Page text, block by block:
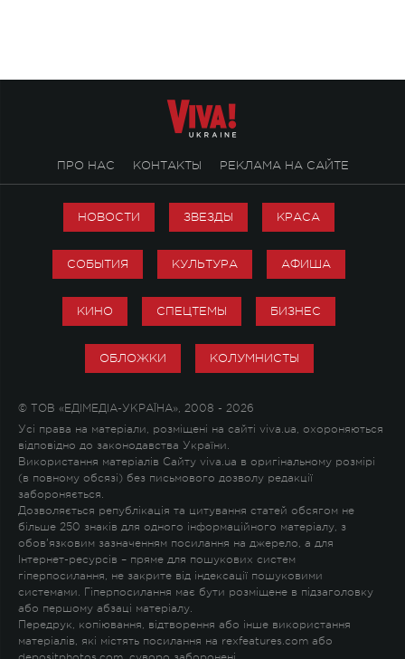
ПРО НАС КОНТАКТЫ РЕКЛАМА НА САЙТЕ
НОВОСТИ ЗВЕЗДЫ КРАСА
СОБЫТИЯ КУЛЬТУРА АФИША
КИНО СПЕЦТЕМЫ БИЗНЕС
ОБЛОЖКИ КОЛУМНИСТЫ
© ТОВ «ЕДІМЕДІА-УКРАЇНА», 2008 - 2026
Усі права на матеріали, розміщені на сайті viva.ua, охороняються
відповідно до законодавства України.
Використання матеріалів Сайту viva.ua в оригінальному розмірі
(в повному обсязі) без письмового дозволу редакції
забороняється.
Дозволяється републікація та цитування статей обсягом не
більше 250 знаків для одного інформаційного матеріалу, з
обов'язковим зазначенням посилання на джерело, а для
Інтернет-ресурсів – пряме для пошукових систем
гіперпосилання, не закрите від індексації пошуковими
системами. Гіперпосилання має бути розміщене в підзаголовку
або першому абзаці матеріалу.
Передрук, копіювання, відтворення або інше використання
матеріалів, які містять посилання на rexfeatures.com або